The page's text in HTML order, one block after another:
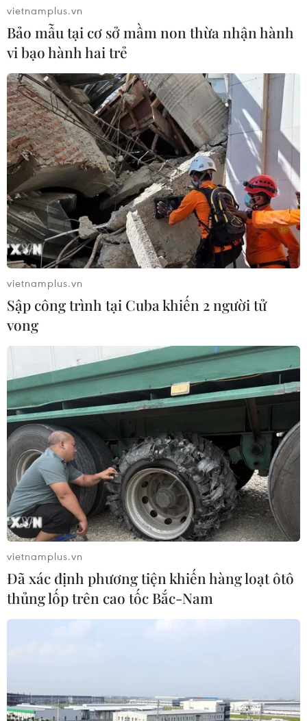
Lũ trên sông Hồng ở Hà Nội vượt báo
động 2, cảnh báo độ rủi ro thiên tai cấp 2
10/09/2024 22:39
Các chuyên gia cảnh báo, lũ trên sông đang lên cao
gây ngập lụt, sạt lở đất ở vùng ven sông; nguy cơ mất
an toàn đối với các tuyến đê.
vietnamplus.vn
Bảo mẫu tại cơ sở mầm non thừa nhận hành
vi bạo hành hai trẻ
vietnamplus.vn
Sập công trình tại Cuba khiến 2 người tử
vong
vietnamplus.vn
Đã xác định phương tiện khiến hàng loạt ôtô
thủng lốp trên cao tốc Bắc-Nam